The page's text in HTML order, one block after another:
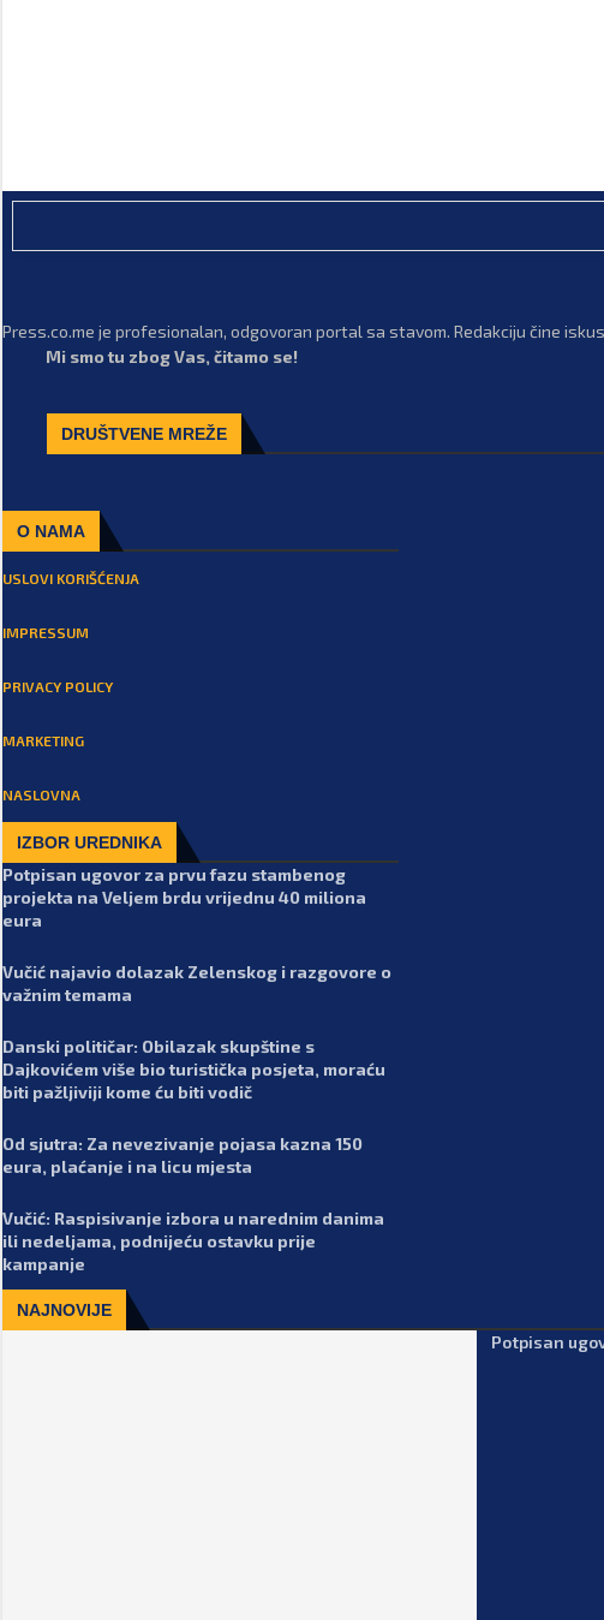
Press.co.me je profesionalan, odgovoran portal sa stavom. Redakciju čine
Mi smo tu zbog Vas, čitamo se!
DRUŠTVENE MREŽE
O NAMA
USLOVI KORIŠĆENJA
IMPRESSUM
PRIVACY POLICY
MARKETING
NASLOVNA
IZBOR UREDNIKA
Potpisan ugovor za prvu fazu stambenog
projekta na Veljem brdu vrijednu 40 miliona
eura
Vučić najavio dolazak Zelenskog i razgovore o
važnim temama
Danski političar: Obilazak skupštine s
Dajkovićem više bio turistička posjeta, moraću
biti pažljiviji kome ću biti vodič
Od sjutra: Za nevezivanje pojasa kazna 150
eura, plaćanje i na licu mjesta
Vučić: Raspisivanje izbora u narednim danima
ili nedeljama, podnijeću ostavku prije
kampanje
NAJNOVIJE
Potpisan